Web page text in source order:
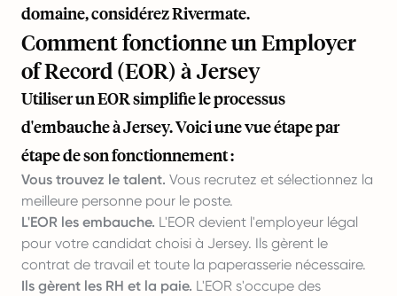
domaine, considérezRivermate.
Comment fonctionne un Employer
of Record (EOR) à Jersey
Utiliser un EOR simplifie le processus
d'embauche à Jersey. Voici une vue étape par
étape de son fonctionnement :
Vous trouvez le talent. Vous recrutez et sélectionnez la
meilleure personne pour le poste.
L'EOR les embauche. L'EOR devient l'employeur légal
pour votre candidat choisi à Jersey. Ils gèrent le
contrat de travail et toute la paperasserie nécessaire.
Ils gèrent les RH et la paie. L'EOR s'occupe des